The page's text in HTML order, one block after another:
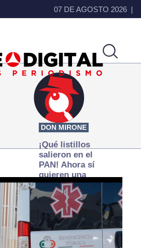
07 DE AGOSTO 2026
DON MIRONE
¡Qué listillos
salieron en el
PAN! Ahora sí
quieren una
Fiscalía
autónoma… y
transexenal